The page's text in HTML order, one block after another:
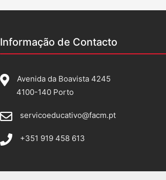
Informação de Contacto
Avenida da Boavista 4245
4100-140 Porto
servicoeducativo@facm.pt
+351 919 458 613